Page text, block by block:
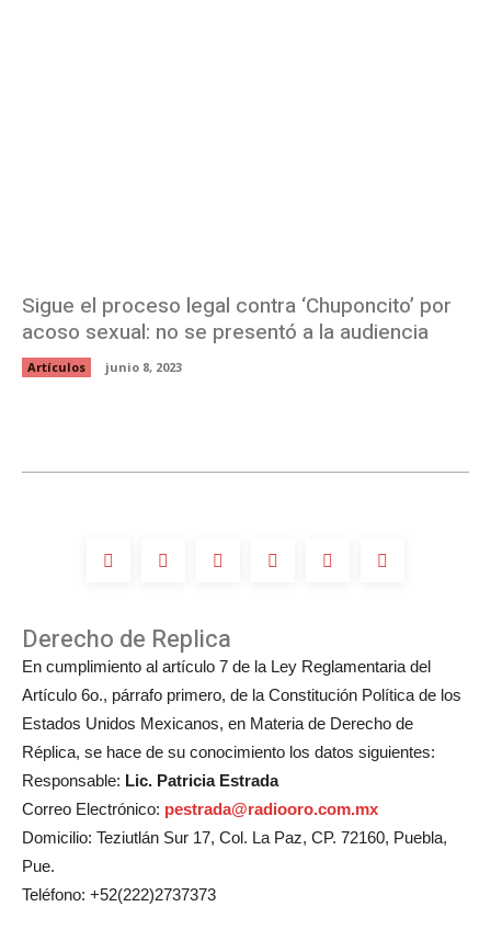
Sigue el proceso legal contra ‘Chuponcito’ por
acoso sexual: no se presentó a la audiencia
Artículos junio 8, 2023
Derecho de Replica
En cumplimiento al artículo 7 de la Ley Reglamentaria del
Artículo 6o., párrafo primero, de la Constitución Política de los
Estados Unidos Mexicanos, en Materia de Derecho de
Réplica, se hace de su conocimiento los datos siguientes:
Responsable: Lic. Patricia Estrada
Correo Electrónico: pestrada@radiooro.com.mx
Domicilio: Teziutlán Sur 17, Col. La Paz, CP. 72160, Puebla,
Pue.
Teléfono: +52(222)2737373